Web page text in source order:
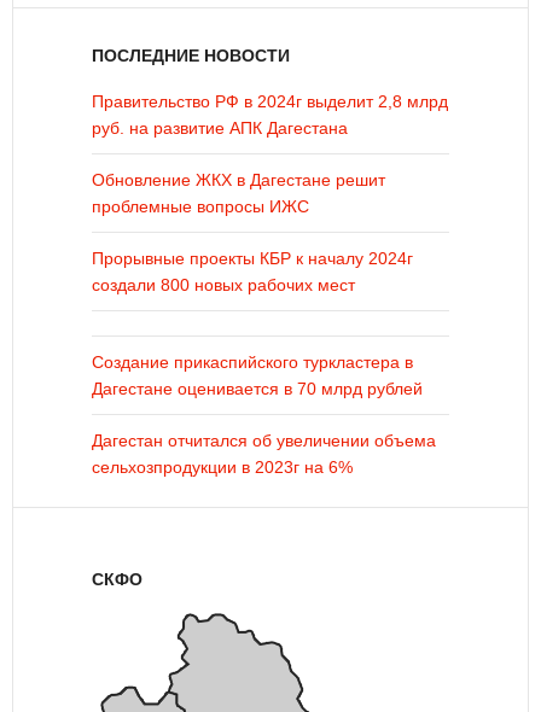
ПОСЛЕДНИЕ НОВОСТИ
Правительство РФ в 2024г выделит 2,8 млрд
руб. на развитие АПК Дагестана
Обновление ЖКХ в Дагестане решит
проблемные вопросы ИЖС
Прорывные проекты КБР к началу 2024г
создали 800 новых рабочих мест
Создание прикаспийского туркластера в
Дагестане оценивается в 70 млрд рублей
Дагестан отчитался об увеличении объема
сельхозпродукции в 2023г на 6%
СКФО